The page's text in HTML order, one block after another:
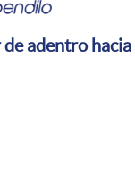
adentro hacia